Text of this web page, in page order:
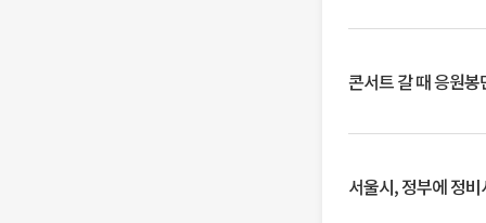
콘서트 갈 때 응원
서울시, 정부에 정